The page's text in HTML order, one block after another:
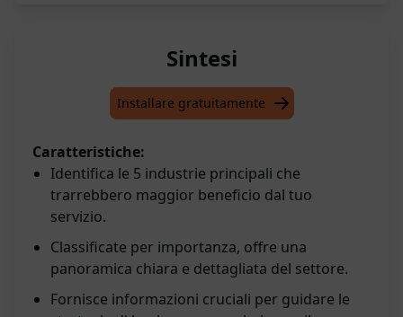
Sintesi
Installare gratuitamente
Caratteristiche:
Identifica le 5 industrie principali che
trarrebbero maggior beneficio dal tuo
servizio.
Classificate per importanza, offre una
panoramica chiara e dettagliata del settore.
Fornisce informazioni cruciali per guidare le